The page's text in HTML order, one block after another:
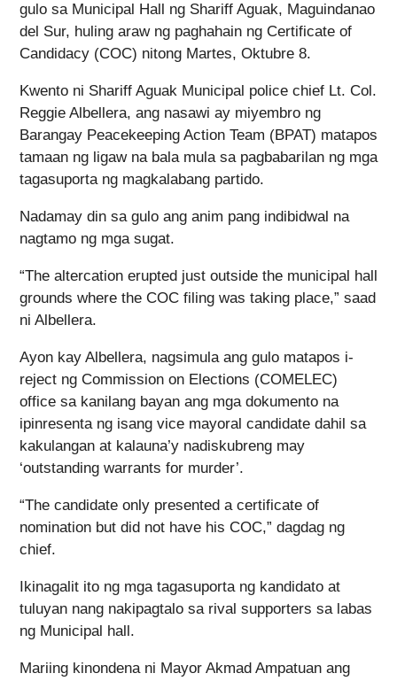
gulo sa Municipal Hall ng Shariff Aguak, Maguindanao
del Sur, huling araw ng paghahain ng Certificate of
Candidacy (COC) nitong Martes, Oktubre 8.
Kwento ni Shariff Aguak Municipal police chief Lt. Col.
Reggie Albellera, ang nasawi ay miyembro ng
Barangay Peacekeeping Action Team (BPAT) matapos
tamaan ng ligaw na bala mula sa pagbabarilan ng mga
tagasuporta ng magkalabang partido.
Nadamay din sa gulo ang anim pang indibidwal na
nagtamo ng mga sugat.
“The altercation erupted just outside the municipal hall
grounds where the COC filing was taking place,” saad
ni Albellera.
Ayon kay Albellera, nagsimula ang gulo matapos i-
reject ng Commission on Elections (COMELEC)
office sa kanilang bayan ang mga dokumento na
ipinresenta ng isang vice mayoral candidate dahil sa
kakulangan at kalauna’y nadiskubreng may
‘outstanding warrants for murder’.
“The candidate only presented a certificate of
nomination but did not have his COC,” dagdag ng
chief.
Ikinagalit ito ng mga tagasuporta ng kandidato at
tuluyan nang nakipagtalo sa rival supporters sa labas
ng Municipal hall.
Mariing kinondena ni Mayor Akmad Ampatuan ang